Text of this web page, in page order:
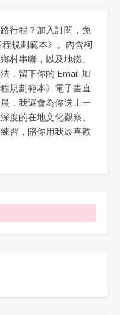
行程？加入訂閱，免
規劃範本》。內含柯
村串聯，以及地鐵、
，留下你的 Email 加
規劃範本》電子書直
，我還會為你送上一
度的在地文化觀察、
習，陪你用我最喜歡